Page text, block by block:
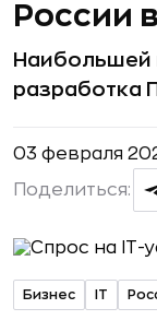
России
Наибольшей
разработка
03 февраля
Поделиться:
Бизнес IT